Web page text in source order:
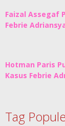
Faizal Assegaf
Febrie
Hotman Paris
Kasus Febrie
Tag